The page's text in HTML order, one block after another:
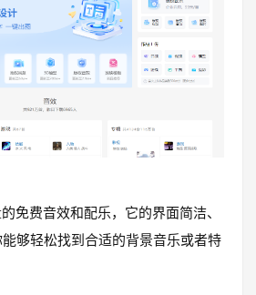
免费音效和配乐，它的界面简洁、
够轻松找到合适的背景音乐或者特